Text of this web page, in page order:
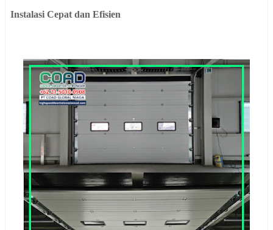
Instalasi Cepat dan Efisien